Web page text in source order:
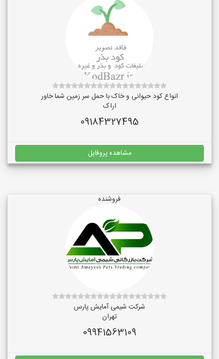
انواع کود حیوانی و خاک با حمل سر زمین شما خاور
اراک
09184327495
مشاهده پروفایل
فروشنده
شرکت شیمی آمایش پارس
تهران
09941563109